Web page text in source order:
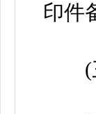
印件
(三